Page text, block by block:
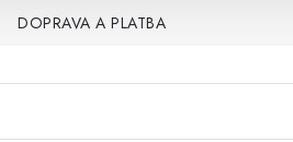
DOPRAVA A PLATBA